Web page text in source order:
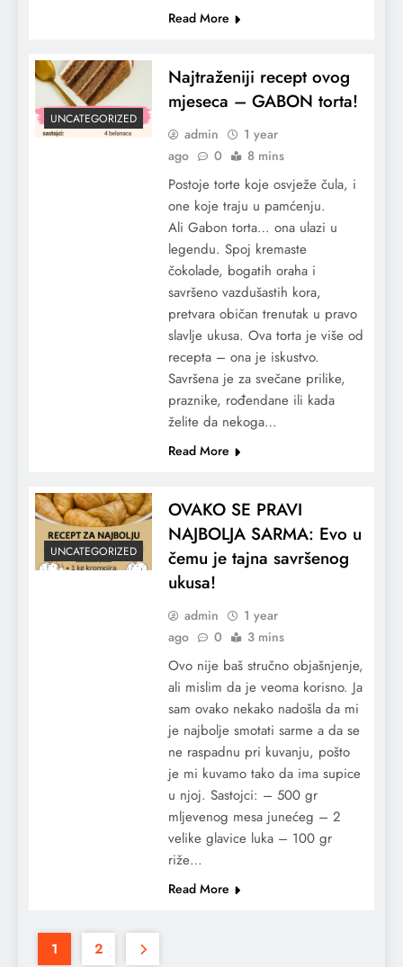
Read More
UNCATEGORIZED
Najtraženiji recept ovog
mjeseca – GABON torta!
admin
1 year
ago
0 8 mins
Postoje torte koje osvježe čula, i
one koje traju u pamćenju.
Ali Gabon torta… ona ulazi u
legendu. Spoj kremaste
čokolade, bogatih oraha i
savršeno vazdušastih kora,
pretvara običan trenutak u pravo
slavlje ukusa. Ova torta je više od
recepta – ona je iskustvo.
Savršena je za svečane prilike,
praznike, rođendane ili kada
želite da nekoga…
Read More
UNCATEGORIZED
OVAKO SE PRAVI
NAJBOLJA SARMA: Evo u
čemu je tajna savršenog
ukusa!
admin
1 year
ago
0 3 mins
Ovo nije baš stručno objašnjenje,
ali mislim da je veoma korisno. Ja
sam ovako nekako nadošla da mi
je najbolje smotati sarme a da se
ne raspadnu pri kuvanju, pošto
je mi kuvamo tako da ima supice
u njoj. Sastojci: – 500 gr
mljevenog mesa junećeg – 2
velike glavice luka – 100 gr
riže…
Read More
1 2